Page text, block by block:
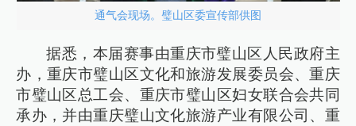
通气会现场。璧山区委宣传部供图
据悉，本届赛事由重庆市璧山区人民政府主
办，重庆市璧山区文化和旅游发展委员会、重庆
市璧山区总工会、重庆市璧山区妇女联合会共同
承办，并由重庆璧山文化旅游产业有限公司、重